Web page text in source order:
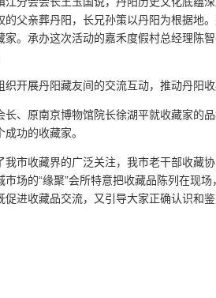
的父亲葬丹阳，长兄孙策以丹阳为根据地
家。承办这次活动的嘉禾度假村总经理陈
开展丹阳藏友间的交流互动，推动丹阳收
长、原南京博物馆院长徐湖平就收藏家的
功的收藏家。
我市收藏界的广泛关注，我市老干部收藏
场的“缘聚”会所特意把收藏品陈列在现
促进收藏品交流，又引导大家正确认识和